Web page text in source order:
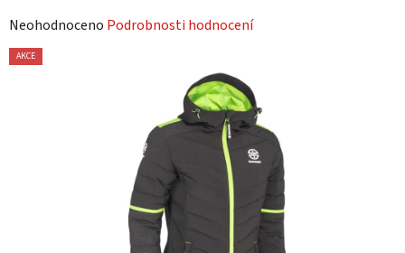
Průměrné
hodnocení
Neohodnoceno Podrobnosti hodnocení
AKCE